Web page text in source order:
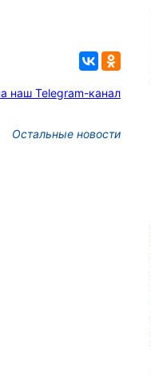
наш Telegram-канал
Остальные новости